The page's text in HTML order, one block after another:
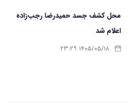
محل کشف جسد حمیدرضا رجب‌زاده
اعلام شد
۱۴۰۵/۰۵/۱۸ ۲۳:۲۹